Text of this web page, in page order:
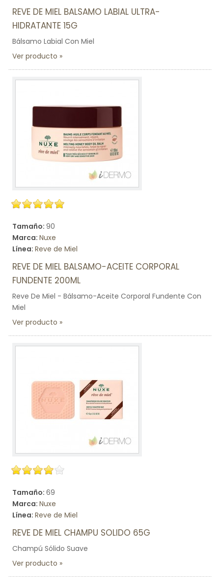
REVE DE MIEL BALSAMO LABIAL ULTRA-
HIDRATANTE 15G
Bálsamo Labial Con Miel
Ver producto
Tamaño: 90
Marca: Nuxe
Línea: Reve de Miel
REVE DE MIEL BALSAMO-ACEITE CORPORAL
FUNDENTE 200ML
Reve De Miel - Bálsamo-Aceite Corporal Fundente Con
Miel
Ver producto
Tamaño: 69
Marca: Nuxe
Línea: Reve de Miel
REVE DE MIEL CHAMPU SOLIDO 65G
Champú Sólido Suave
Ver producto